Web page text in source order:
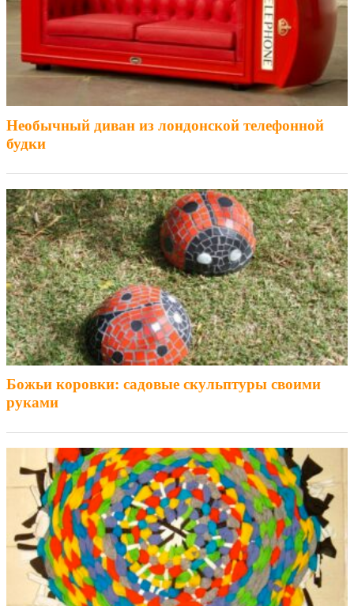
Необычный диван из лондонской телефонной
будки
Божьи коровки: садовые скульптуры своими
руками